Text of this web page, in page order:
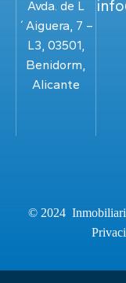
Avda. de L
´Aiguera, 7 –
L3, 03501,
Benidorm,
Alicante
© 2024